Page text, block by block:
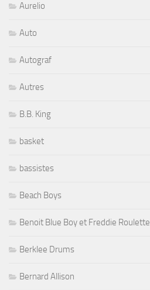
Aurelio
Auto
Autograf
Autres
B.B. King
basket
bassistes
Beach Boys
Benoit Blue Boy et Freddie Roulette
Berklee Drums
Bernard Allison